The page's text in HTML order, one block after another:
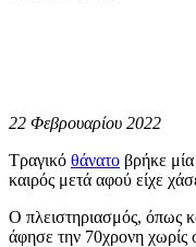
22 Φεβρουαρίου 2022
Τραγικό θάνατο βρήκε
καιρός μετά αφού είχε
Ο πλειστηριασμός, όπως
άφησε την 70χρονη χωρίς